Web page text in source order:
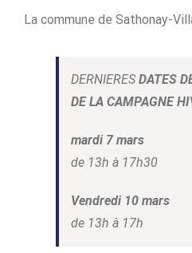
La commune de Sathonay-
DERNIERES DATES
DE LA CAMPAGNE
mardi 7 mars
de 13h à 17h30
Vendredi 10 mars
de 13h à 17h